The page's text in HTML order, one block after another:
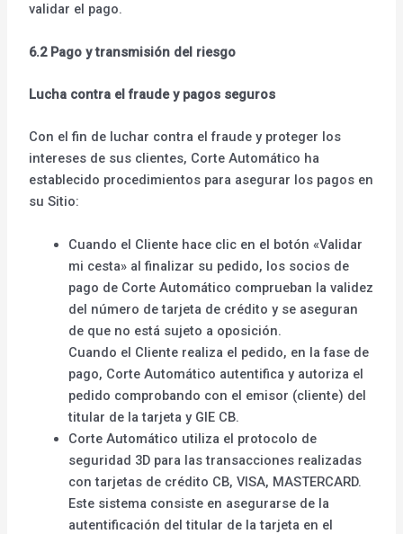
validar el pago.
6.2 Pago y transmisión del riesgo
Lucha contra el fraude y pagos seguros
Con el fin de luchar contra el fraude y proteger los
intereses de sus clientes, Corte Automático ha
establecido procedimientos para asegurar los pagos en
su Sitio:
Cuando el Cliente hace clic en el botón «Validar
mi cesta» al finalizar su pedido, los socios de
pago de Corte Automático comprueban la validez
del número de tarjeta de crédito y se aseguran
de que no está sujeto a oposición.
Cuando el Cliente realiza el pedido, en la fase de
pago, Corte Automático autentifica y autoriza el
pedido comprobando con el emisor (cliente) del
titular de la tarjeta y GIE CB.
Corte Automático utiliza el protocolo de
seguridad 3D para las transacciones realizadas
con tarjetas de crédito CB, VISA, MASTERCARD.
Este sistema consiste en asegurarse de la
autentificación del titular de la tarjeta en el